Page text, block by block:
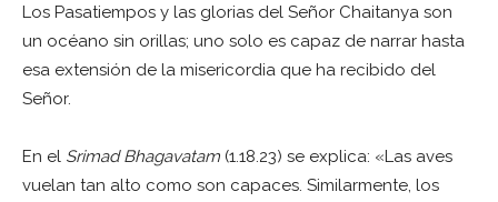
Los Pasatiempos y las glorias del Señor Chaitanya son
un océano sin orillas; uno solo es capaz de narrar hasta
esa extensión de la misericordia que ha recibido del
Señor.
En el Srimad Bhagavatam (1.18.23) se explica: «Las aves
vuelan tan alto como son capaces. Similarmente, los